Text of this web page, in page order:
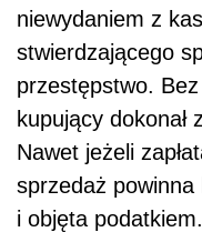
niewydaniem z
stwierdzającego
przestępstwo.
kupujący dokonał
Nawet jeżeli
sprzedaż
i objęta podatkiem.